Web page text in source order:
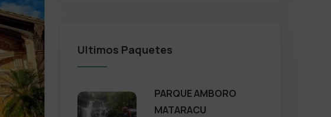
Ultimos Paquetes
PARQUE AMBORO
MATARACU